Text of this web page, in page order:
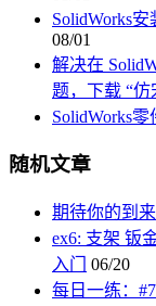
SolidWorks
08/01
解决在
题，下载 “仿
SolidWorks
随机文章
期待你的到
ex6: 支架 钣
入门
06/20
每日一练：